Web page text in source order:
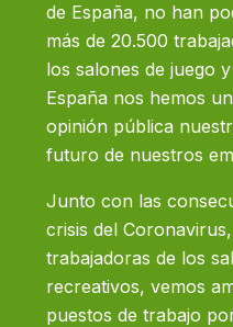
de España, no han
más de 20.500
los salones de juego
España nos hemos
opinión pública
futuro de nuestros
Junto con las
crisis del
trabajadoras de los
recreativos, vemos
puestos de trabajo